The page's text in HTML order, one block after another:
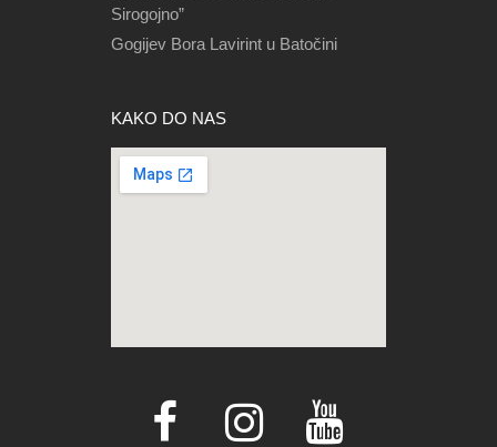
Sirogojno”
Gogijev Bora Lavirint u Batočini
KAKO DO NAS